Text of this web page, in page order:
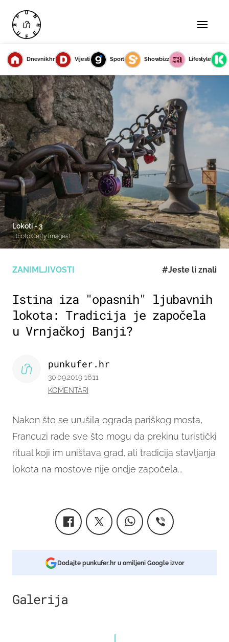
Dnevnik.hr Vijesti Sport Showbizz Lifestyle
ZANIMLJIVOSTI #Jeste li znali
Istina iza "opasnih" ljubavnih
lokota: Tradicija je započela
u Vrnjačkoj Banji?
Nakon što se urušila ograda pariškog mosta,
Francuzi rade sve što mogu da prekinu turistički
ritual koji im uništava grad, ali tradicija stavljanja
lokota na mostove nije ondje započela...
punkufer.hr
30.09.2019 16:11
KOMENTARI
Lokoti - 3
(Foto:Getty Images)
Dodajte punkufer.hr u omiljeni Google izvor
Galerija